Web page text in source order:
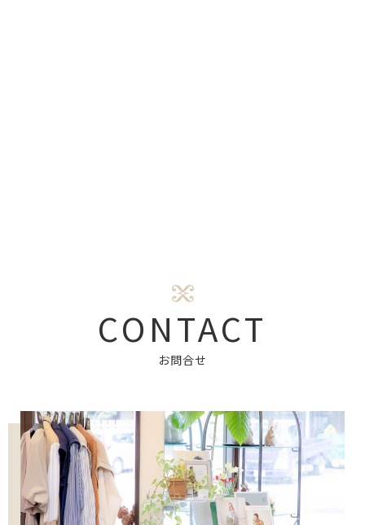
CONTACT
お問合せ